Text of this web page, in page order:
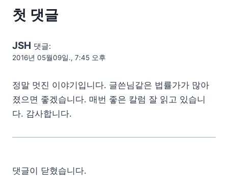
첫 댓글
JSH 댓글:
2016년 05월09일., 7:45 오후
정말 멋진 이야기입니다. 글쓴님같은 법률가가 많아
졌으면 좋겠습니다. 매번 좋은 칼럼 잘 읽고 있습니
다. 감사합니다.
댓글이 닫혔습니다.